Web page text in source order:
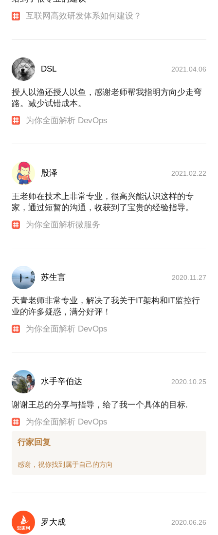
互联网高效研发体系如何建设？
DSL 2021.04.06
授人以渔还授人以鱼，感谢老师帮我指明方向少走弯
路。减少试错成本。
为你全面解析 DevOps
殷泽 2021.02.22
王老师在技术上非常专业，很高兴能认识这样的专
家，通过短暂的沟通，收获到了宝贵的经验指导。
为你全面解析微服务
苏生言 2020.11.27
天青老师非常专业，解决了我关于IT架构和IT监控行
业的许多疑惑，满分好评！
为你全面解析 DevOps
水手辛伯达 2020.10.25
谢谢王总的分享与指导，给了我一个具体的目标.
为你全面解析 DevOps
行家回复
罗大成 2020.06.26